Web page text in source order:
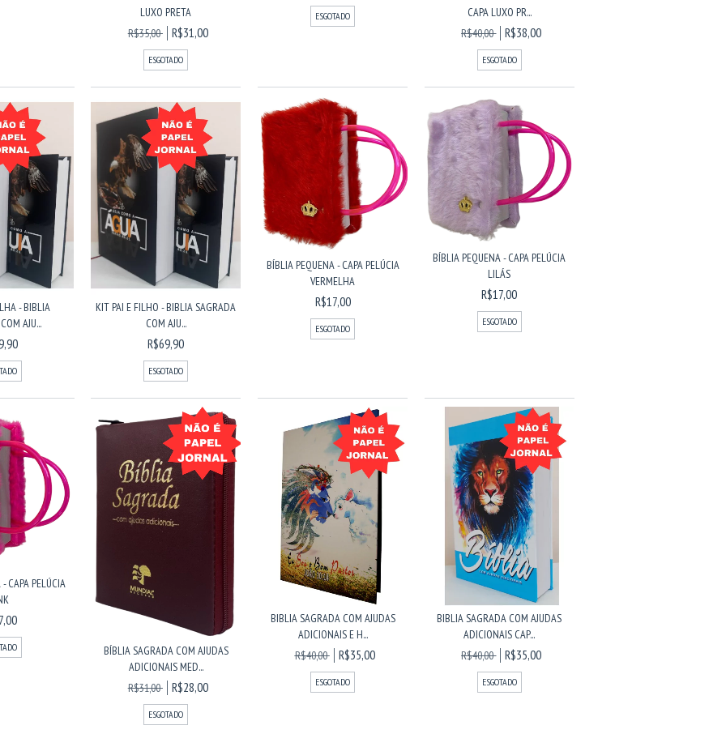
LUXO PRETA
R$35,00
R$31,00
ESGOTADO
ESGOTADO
CAPA LUXO PR...
R$40,00
R$38,00
ESGOTADO
- BIBLIA
AJU...
KIT PAI E FILHO - BIBLIA SAGRADA
COM AJU...
R$69,90
ESGOTADO
BÍBLIA PEQUENA - CAPA PELÚCIA
VERMELHA
R$17,00
ESGOTADO
BÍBLIA PEQUENA - CAPA PELÚCIA
LILÁS
R$17,00
ESGOTADO
CAPA PELÚCIA
BÍBLIA SAGRADA COM AJUDAS
ADICIONAIS MED...
R$31,00
R$28,00
ESGOTADO
BIBLIA SAGRADA COM AJUDAS
ADICIONAIS E H...
R$40,00
R$35,00
ESGOTADO
BIBLIA SAGRADA COM AJUDAS
ADICIONAIS CAP...
R$40,00
R$35,00
ESGOTADO